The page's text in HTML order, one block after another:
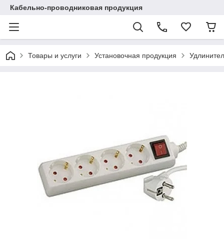
Кабельно-проводниковая продукция
Товары и услуги Установочная продукция